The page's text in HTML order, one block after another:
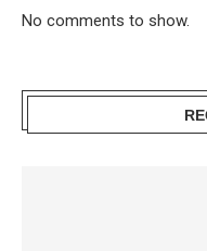
No comments to show.